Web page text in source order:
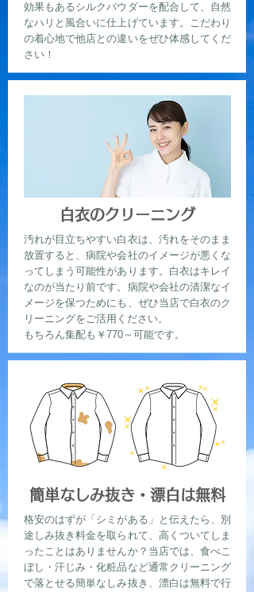
効果もあるシルクパウダーを配合して、自然
なハリと風合いに仕上げています。こだわり
の着心地で他店との違いをぜひ体感してくだ
さい！
白衣のクリーニング
汚れが目立ちやすい白衣は、汚れをそのまま
放置すると、病院や会社のイメージが悪くな
ってしまう可能性があります。白衣はキレイ
なのが当たり前です。病院や会社の清潔なイ
メージを保つためにも、ぜひ当店で白衣のク
リーニングをご活用ください。
もちろん集配も￥770～可能です。
簡単なしみ抜き・漂白は無料
格安のはずが「シミがある」と伝えたら、別
途しみ抜き料金を取られて、高くついてしま
ったことはありませんか？当店では、食べこ
ぼし・汗じみ・化粧品など通常クリーニング
で落とせる簡単なしみ抜き、漂白は無料で行